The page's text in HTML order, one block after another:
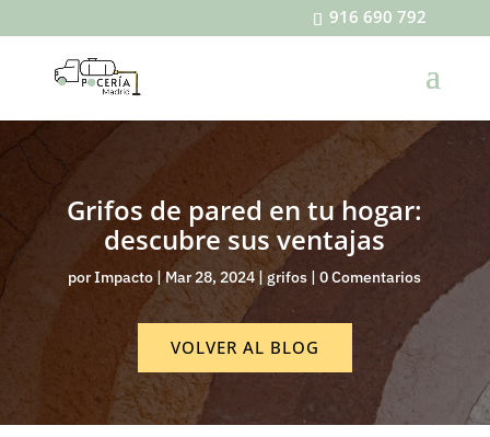
916 690 792
Grifos de pared en tu hogar:
descubre sus ventajas
porImpacto |Mar 28, 2024|grifos |0 Comentarios
VOLVER AL BLOG